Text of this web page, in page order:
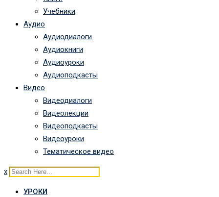
Учебники
Аудио
Аудиодиалоги
Аудиокниги
Аудиоуроки
Аудиоподкасты
Видео
Видеодиалоги
Видеолекции
Видеоподкасты
Видеоуроки
Тематическое видео
x
УРОКИ